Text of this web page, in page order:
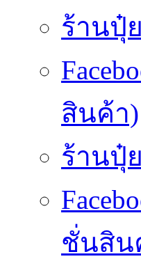
ร้านปุ๋
สินค้า)
ร้านปุ๋
ชั่นสิน